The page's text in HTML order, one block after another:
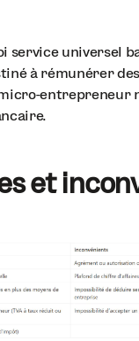
service universel
à rémunérer
entrepreneur
et